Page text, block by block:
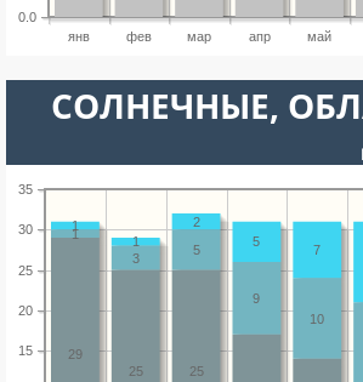
янв фев мар апр май
0.0
CОЛНЕЧНЫЕ,
15
20
25
30
35
25
25
29
10
9
5
3
1
7
5
2
1
1